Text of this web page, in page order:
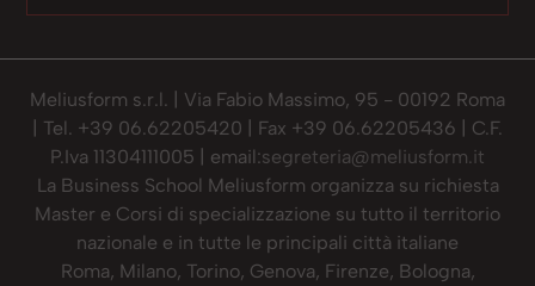
Meliusform s.r.l. | Via Fabio Massimo, 95 - 00192 Roma
| Tel. +39 06.62205420 | Fax +39 06.62205436 | C.F.
P.Iva 11304111005 | email:segreteria@meliusform.it
La Business School Meliusform organizza su richiesta
Master e Corsi di specializzazione su tutto il territorio
nazionale e in tutte le principali città italiane
Roma, Milano, Torino, Genova, Firenze, Bologna,